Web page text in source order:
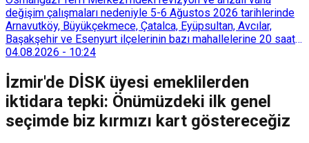
değişim çalışmaları nedeniyle 5-6 Ağustos 2026 tarihlerinde
Arnavutköy, Büyükçekmece, Çatalca, Eyüpsultan, Avcılar,
Başakşehir ve Esenyurt ilçelerinin bazı mahallelerine 20 saat
süreyle su verilemeyecek.
04.08.2026 - 10:24
İzmir'de DİSK üyesi emeklilerden
iktidara tepki: Önümüzdeki ilk genel
seçimde biz kırmızı kart göstereceğiz